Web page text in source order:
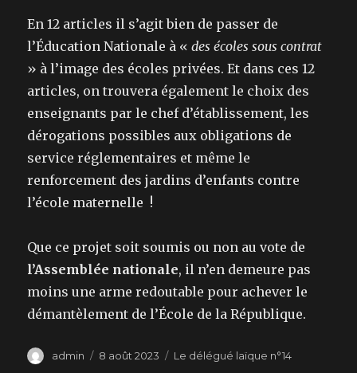
En 12 articles il s’agit bien de passer de
l’Éducation Nationale à «des écoles sous contrat
» à l’image des écoles privées. Et dans ces 12
articles, on trouvera également le choix des
enseignants par le chef d’établissement, les
dérogations possibles aux obligations de
service réglementaires et même le
renforcement des jardins d’enfants contre
l’école maternelle !
Que ce projet soit soumis ou non au vote de
l’Assemblée nationale, il n’en demeure pas
moins une arme redoutable pour achever le
démantèlement de l’École de la République.
Auteur
admin
Publié
8 août 2023 Catégories
Le délégué laïque n°14